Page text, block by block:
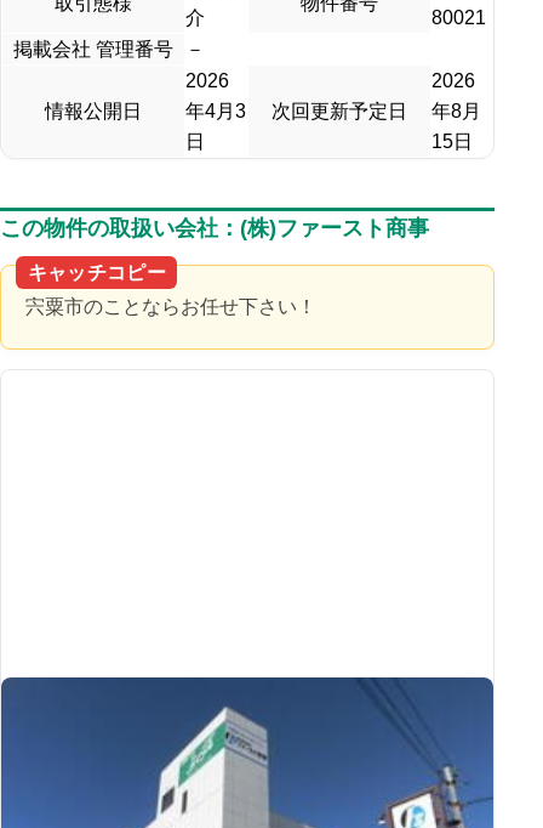
介
80021
掲載会社 管理番号
－
情報公開日
2026
年4月3
日
次回更新予定日
2026
年8月
15日
この物件の取扱い会社：(株)ファースト商事
キャッチコピー
宍粟市のことならお任せ下さい！